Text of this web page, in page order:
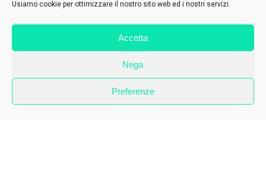
Usiamo cookie per ottimizzare il nostro sito web ed i nostri servizi.
Accetta
Nega
Preferenze